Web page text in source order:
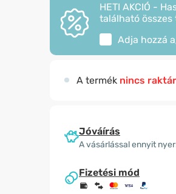
HETI AKCIÓ -
található összes
Adja hozzá
A termék nincs
Jóváírás
A vásárlással ennyit
Fizetési mód